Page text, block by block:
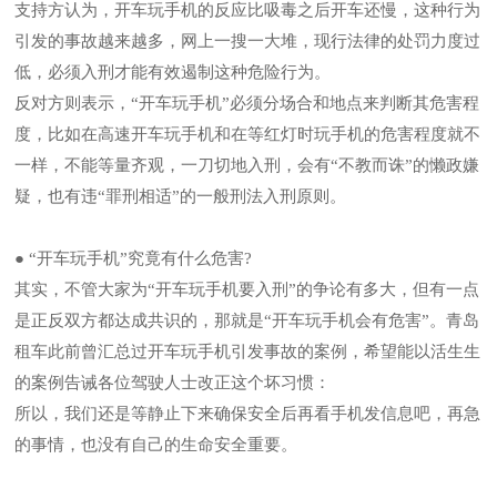
支持方认为，开车玩手机的反应比吸毒之后开车还慢，这种行为
引发的事故越来越多，网上一搜一大堆，现行法律的处罚力度过
低，必须入刑才能有效遏制这种危险行为。
反对方则表示，“开车玩手机”必须分场合和地点来判断其危害程
度，比如在高速开车玩手机和在等红灯时玩手机的危害程度就不
一样，不能等量齐观，一刀切地入刑，会有“不教而诛”的懒政嫌
疑，也有违“罪刑相适”的一般刑法入刑原则。
● “开车玩手机”究竟有什么危害?
其实，不管大家为“开车玩手机要入刑”的争论有多大，但有一点
是正反双方都达成共识的，那就是“开车玩手机会有危害”。青岛
租车此前曾汇总过开车玩手机引发事故的案例，希望能以活生生
的案例告诫各位驾驶人士改正这个坏习惯：
所以，我们还是等静止下来确保安全后再看手机发信息吧，再急
的事情，也没有自己的生命安全重要。